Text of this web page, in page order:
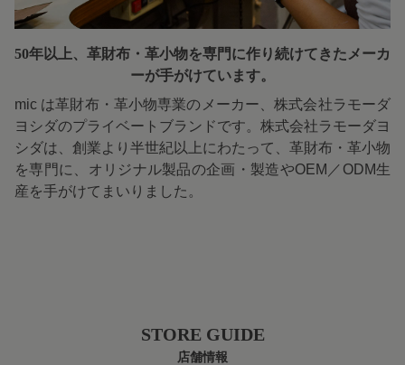
50年以上、革財布・革小物を専門に作り続けてきたメーカ
ーが手がけています。
mic は革財布・革小物専業のメーカー、株式会社ラモーダ
ヨシダのプライベートブランドです。株式会社ラモーダヨ
シダは、創業より半世紀以上にわたって、革財布・革小物
を専門に、オリジナル製品の企画・製造やOEM／ODM生
産を手がけてまいりました。
STORE GUIDE
店舗情報